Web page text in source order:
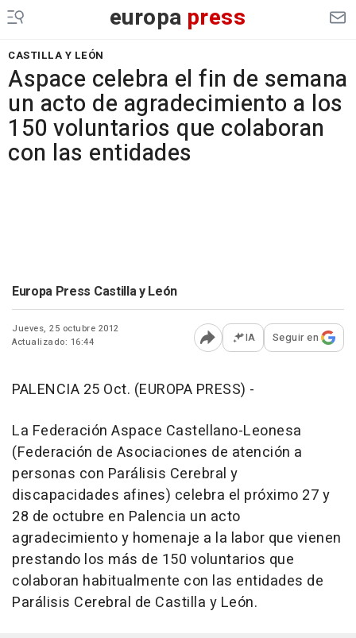
europa press
CASTILLA Y LEÓN
Aspace celebra el fin de semana
un acto de agradecimiento a los
150 voluntarios que colaboran
con las entidades
Europa Press Castilla y León
Jueves, 25 octubre 2012
Actualizado: 16:44
Abrir opciones para
IA Seguir en
PALENCIA 25 Oct. (EUROPA PRESS) -
La Federación Aspace Castellano-Leonesa
(Federación de Asociaciones de atención a
personas con Parálisis Cerebral y
discapacidades afines) celebra el próximo 27 y
28 de octubre en Palencia un acto
agradecimiento y homenaje a la labor que vienen
prestando los más de 150 voluntarios que
colaboran habitualmente con las entidades de
Parálisis Cerebral de Castilla y León.